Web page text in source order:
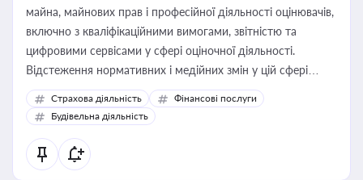
майна, майнових прав і професійної діяльності оцінювачів,
включно з кваліфікаційними вимогами, звітністю та
цифровими сервісами у сфері оціночної діяльності.
Відстеження нормативних і медійних змін у цій сфері
корисне для власника бізнесу, керівника, юриста або
бухгалтера під час оподаткування, приватизації, оренди
державного майна, корпоративних угод і перевірки
статусу суб'єктів оціночної діяльності
Страхова діяльність
Фінансові послуги
Будівельна діяльність